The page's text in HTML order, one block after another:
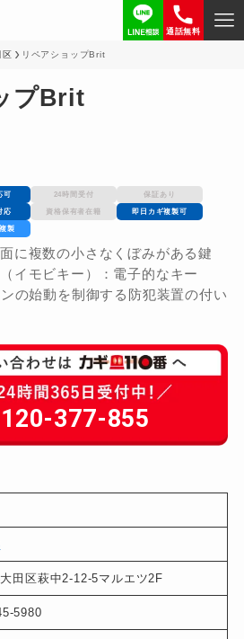
通話無料
区 リペアショップBrit
プBrit
可 24時間受付 保証あり
応 資格保有者在籍 即日カギ複製可
製
に複数の小さなくぼみがある鍵
イモビキー）：電子的なキー
の始動を制御する防犯装置の付い
377-855
田区萩中2-12-5マルエツ2F
5980